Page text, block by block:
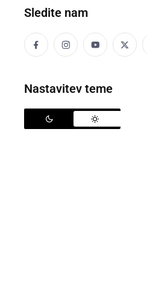
Sledite nam
Nastavitev teme